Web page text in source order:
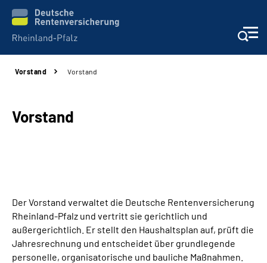
Beratung
Presse
Über uns
Vorstand Vorstand
Vorstand
Der Vorstand verwaltet die Deutsche Rentenversicherung
Rheinland-Pfalz und vertritt sie gerichtlich und
außergerichtlich. Er stellt den Haushaltsplan auf, prüft die
Jahresrechnung und entscheidet über grundlegende
personelle, organisatorische und bauliche Maßnahmen.